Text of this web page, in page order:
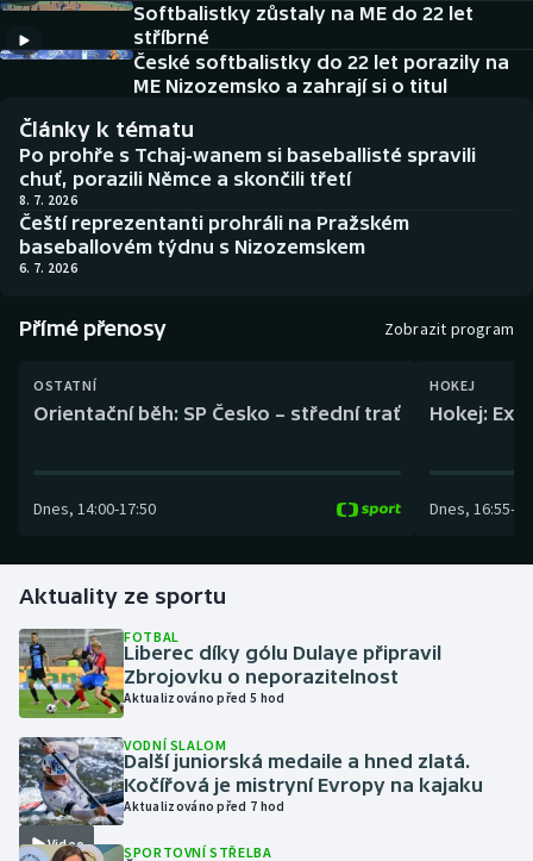
Americký fotbal
Baseball a softbal
Basketbal
Biatlon
Boby a skeleton
Box
Curling
Golf
Gymnastika
Házená
Jezdectví
Judo
NEPŘEHLÉDNĚTE
Historické návraty
Aplikace ČT sport
AZ kvíz
Softbalistky zůstaly na ME do 22 let
stříbrné
České softbalistky do 22 let porazily na
ME Nizozemsko a zahrají si o titul
Články k tématu
Po prohře s Tchaj-wanem si baseballisté spravili
chuť, porazili Němce a skončili třetí
8. 7. 2026
Čeští reprezentanti prohráli na Pražském
baseballovém týdnu s Nizozemskem
6. 7. 2026
Přímé přenosy Zobrazit program
OSTATNÍ
Orientační běh: SP Česko – střední trať
Dnes, 14:00-17:50
HOKEJ
Hokej:
Dnes, 16:55-
Aktuality ze sportu
FOTBAL
Liberec díky gólu Dulaye připravil
Zbrojovku o neporazitelnost
Aktualizováno před 5 hod
Video
VODNÍ SLALOM
Další juniorská medaile a hned zlatá.
Kočířová je mistryní Evropy na kajaku
Aktualizováno před 7 hod
SPORTOVNÍ STŘELBA